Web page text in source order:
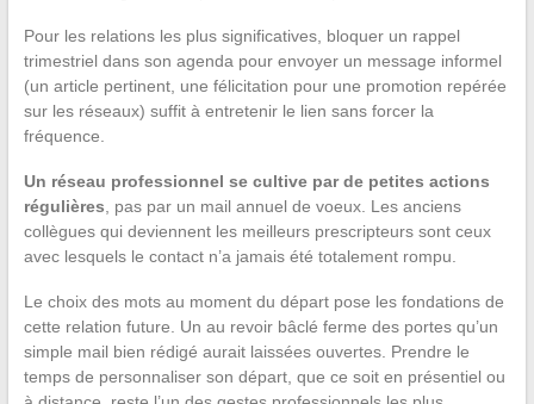
Pour les relations les plus significatives, bloquer un rappel
trimestriel dans son agenda pour envoyer un message informel
(un article pertinent, une félicitation pour une promotion repérée
sur les réseaux) suffit à entretenir le lien sans forcer la
fréquence.
Un réseau professionnel se cultive par de petites actions
régulières, pas par un mail annuel de voeux. Les anciens
collègues qui deviennent les meilleurs prescripteurs sont ceux
avec lesquels le contact n’a jamais été totalement rompu.
Le choix des mots au moment du départ pose les fondations de
cette relation future. Un au revoir bâclé ferme des portes qu’un
simple mail bien rédigé aurait laissées ouvertes. Prendre le
temps de personnaliser son départ, que ce soit en présentiel ou